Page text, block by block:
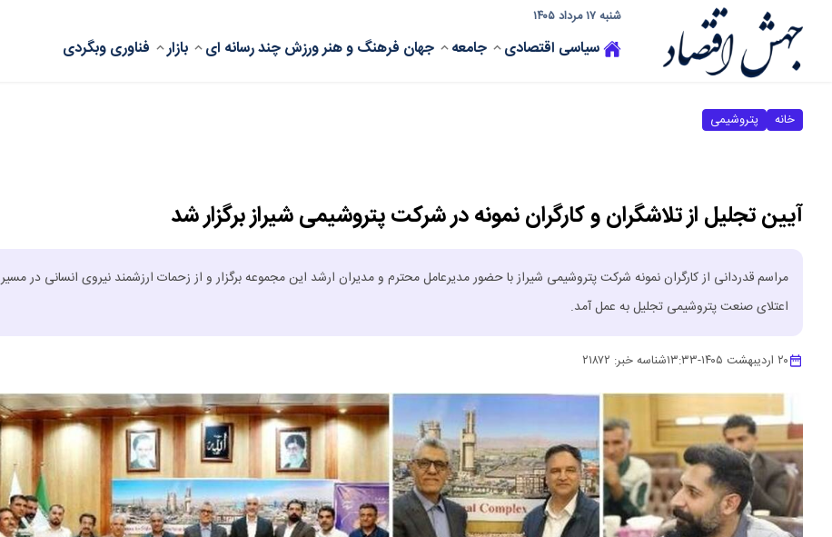
شنبه ۱۷ مرداد ۱۴۰۵
سیاسی اقتصادی جامعه جهان فرهنگ و هنرورزشچند رسانه ای بازار فناوریوبگردی
خانه پتروشیمی
آیین تجلیل از تلاشگران و کارگران نمونه در شرکت پتروشیمی شیراز برگزار شد
مراسم قدردانی از کارگران نمونه شرکت پتروشیمی شیراز با حضور مدیرعامل محترم و مدیران ارشد این مجموعه برگزار و از زحمات ارزشمند نیروی انسانی در مسیر
اعتلای صنعت پتروشیمی تجلیل به عمل آمد.
۲۰ اردیبهشت ۱۴۰۵ -۱۳:۳۳شناسه خبر: ۲۱۸۷۲